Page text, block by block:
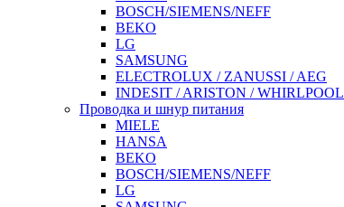
BOSCH/SIEMENS/NEFF
BEKO
LG
SAMSUNG
ELECTROLUX / ZANUSSI / AEG
INDESIT / ARISTON / WHIRLPOOL
Проводка и шнур питания
MIELE
HANSA
BEKO
BOSCH/SIEMENS/NEFF
LG